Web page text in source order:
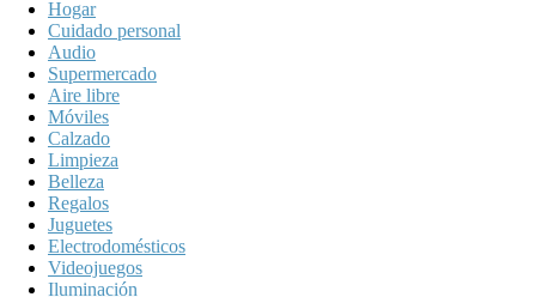
Hogar
Cuidado personal
Audio
Supermercado
Aire libre
Móviles
Calzado
Limpieza
Belleza
Regalos
Juguetes
Electrodomésticos
Videojuegos
Iluminación